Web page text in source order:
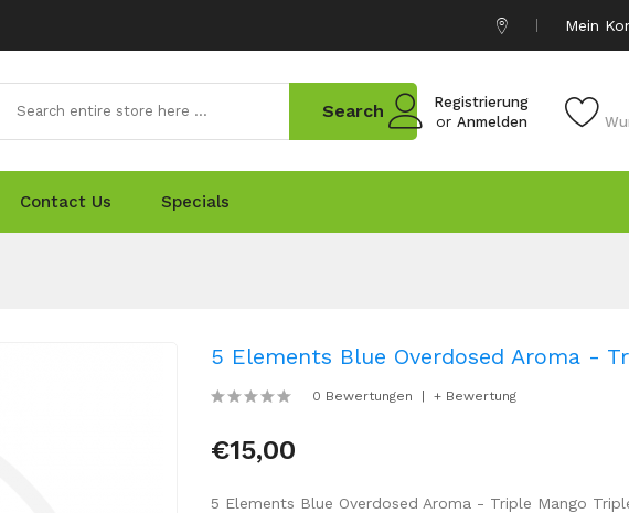
Mein
Registrierung
or Anmelden
Search
Contact Us Specials
5 Elements Blue Overdosed Aroma -
0 Bewertungen + Bewertung
€15,00
5 Elements Blue Overdosed Aroma - Triple Mango